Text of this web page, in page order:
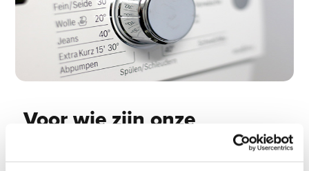
Voor wie zijn onze
evacuatiedoeken bedoeld?